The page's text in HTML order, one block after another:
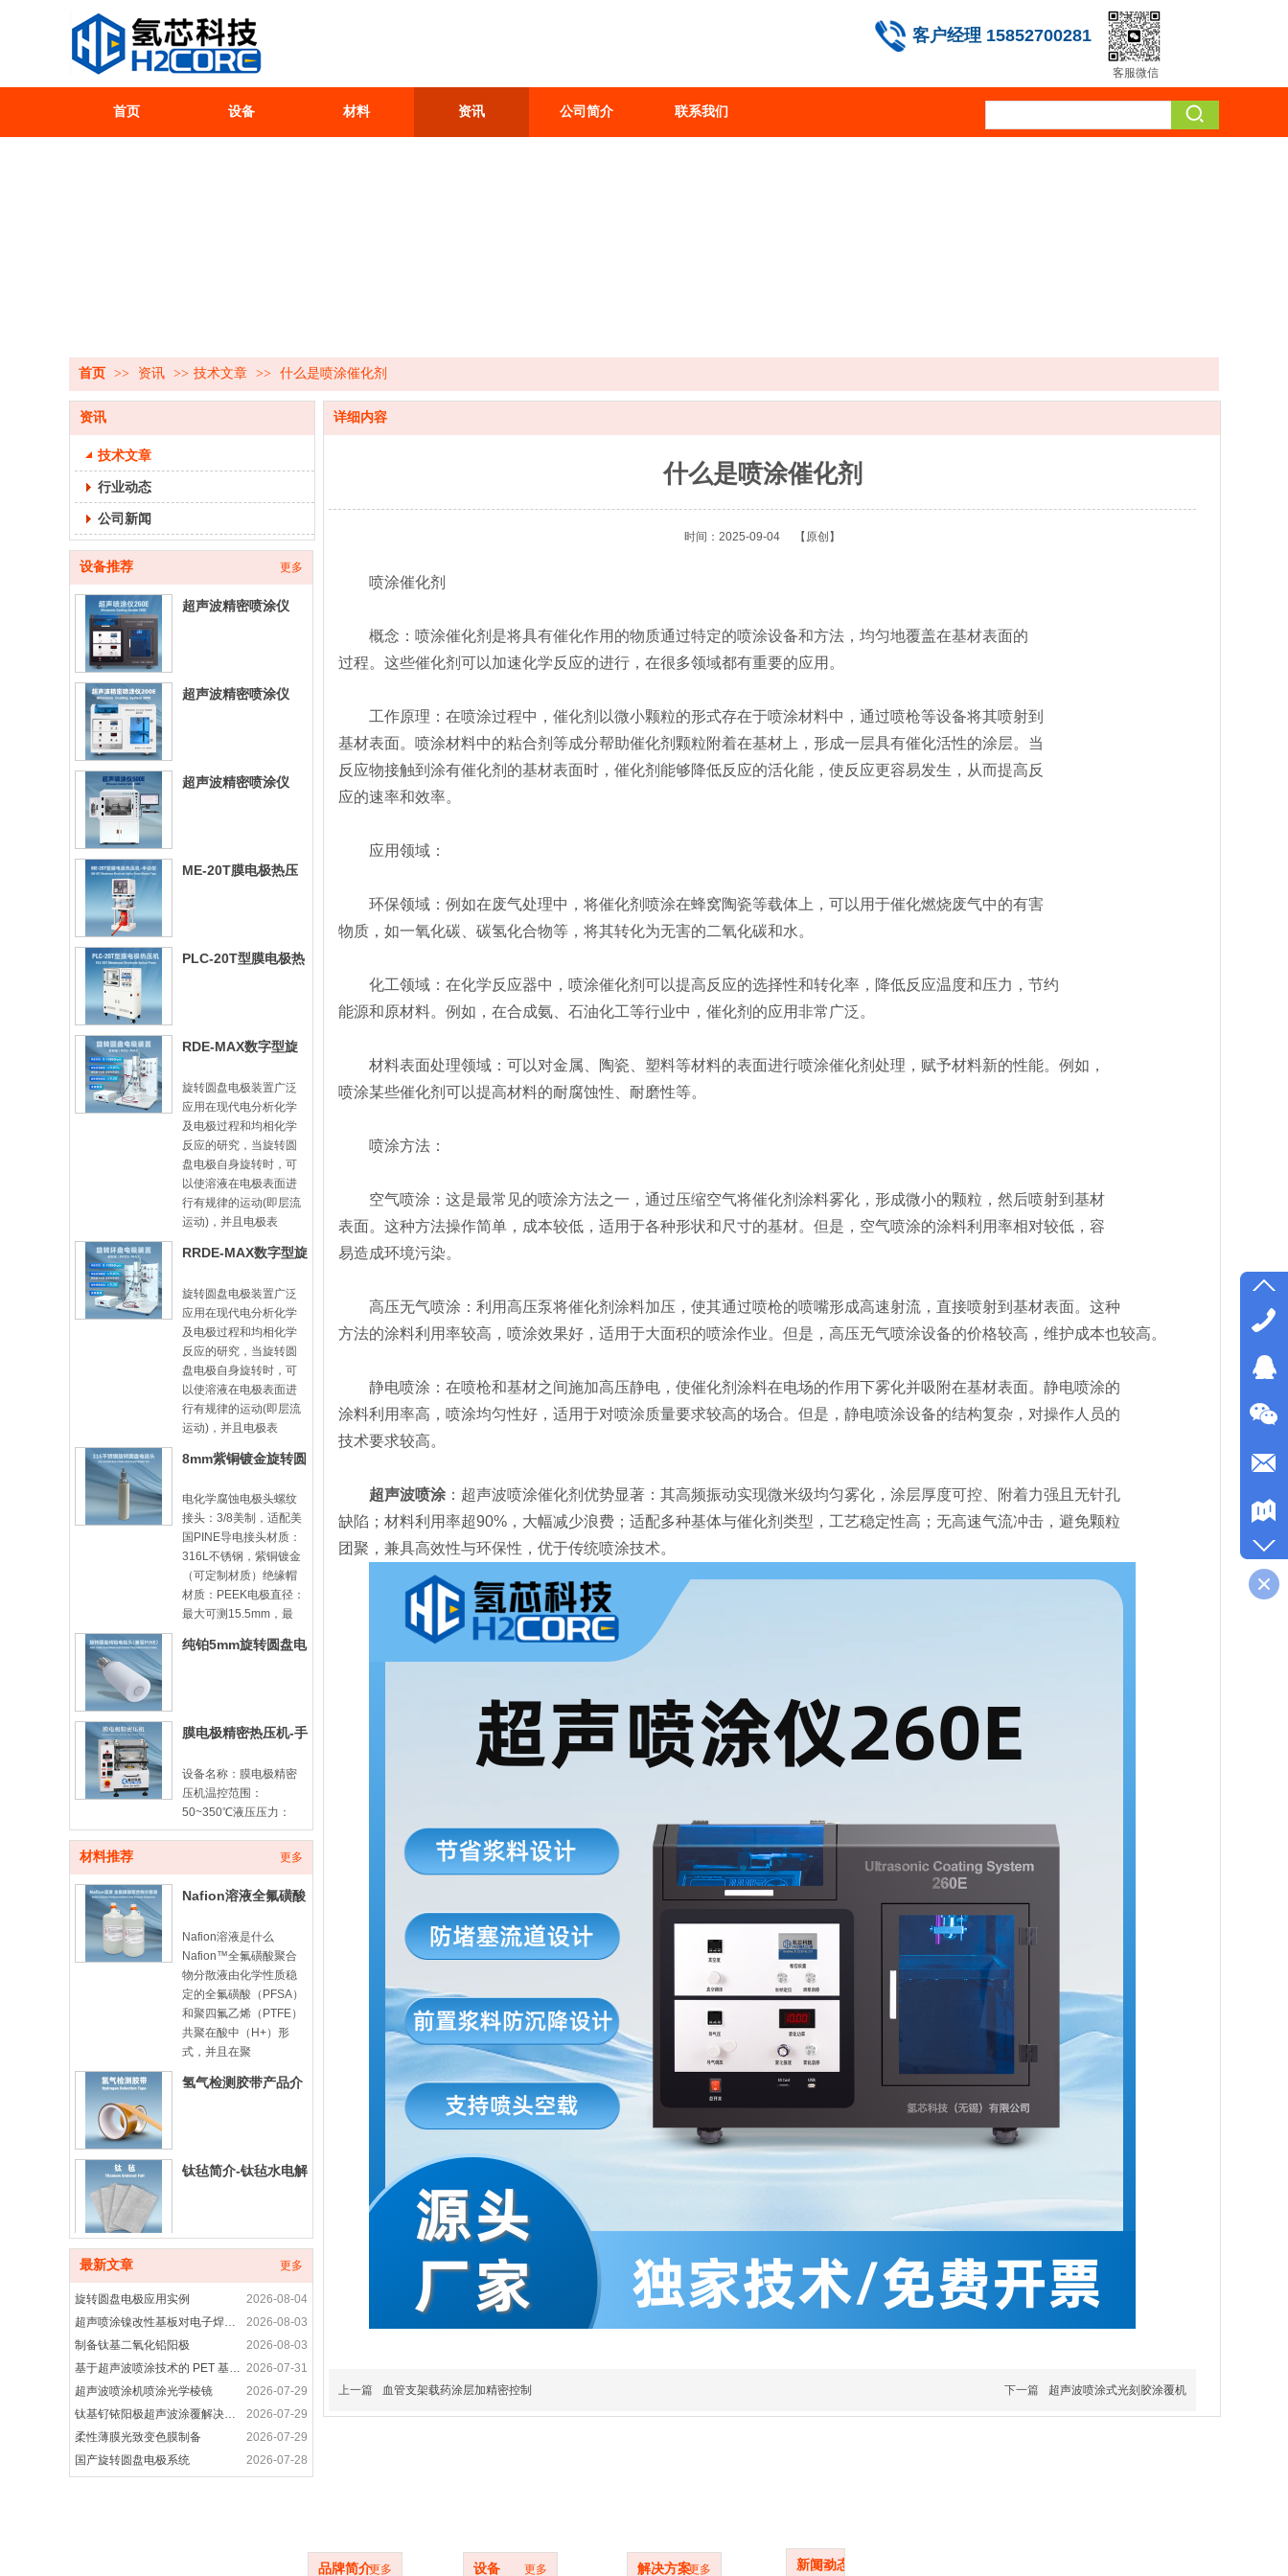
客户经理 15852700281
客服微信
首页 设备 材料 资讯 公司简介 联系我们
首页 >> 资讯 >> 技术文章 >> 什么是喷涂催化剂
资讯
技术文章
行业动态
公司新闻
设备推荐 更多
超声波精密喷涂仪
超声波精密喷涂仪
超声波精密喷涂仪
ME-20T膜电极热压
PLC-20T型膜电极热
RDE-MAX数字型旋
旋转圆盘电极装置广泛
应用在现代电分析化学
及电极过程和均相化学
反应的研究，当旋转圆
盘电极自身旋转时，可
以使溶液在电极表面进
行有规律的运动(即层流
运动)，并且电极表
RRDE-MAX数字型旋
旋转圆盘电极装置广泛
应用在现代电分析化学
及电极过程和均相化学
反应的研究，当旋转圆
盘电极自身旋转时，可
以使溶液在电极表面进
行有规律的运动(即层流
运动)，并且电极表
8mm紫铜镀金旋转圆
电化学腐蚀电极头螺纹
接头：3/8美制，适配美
国PINE导电接头材质：
316L不锈钢，紫铜镀金
（可定制材质）绝缘帽
材质：PEEK电极直径：
最大可测15.5mm，最
纯铂5mm旋转圆盘电
膜电极精密热压机-手
设备名称：膜电极精密
压机温控范围：
50~350℃液压压力：
10ton计时器：100min
子交换膜（PEM）与两
材料推荐 更多
Nafion溶液全氟磺酸
Nafion溶液是什么
Nafion™全氟磺酸聚合
物分散液由化学性质稳
定的全氟磺酸（PFSA）
和聚四氟乙烯（PTFE）
共聚在酸中（H+）形
式，并且在聚
氢气检测胶带产品介
钛毡简介-钛毡水电解
铂碳催化剂产品介绍
铂合金催化剂产品简
介
非贵金属催化剂-非铂
催化剂产品介绍
最新文章 更多
2026-08-04
旋转圆盘电极应用实例
2026-08-03
超声喷涂镍改性基板对电子焊接接头性能的优化研究
2026-08-03
制备钛基二氧化铅阳极
2026-07-31
基于超声波喷涂技术的 PET 基底柔性电致发光涂层制备研究
2026-07-29
超声波喷涂机喷涂光学棱镜
2026-07-29
钛基钌铱阳极超声波涂覆解决方案
2026-07-29
柔性薄膜光致变色膜制备
2026-07-28
国产旋转圆盘电极系统
详细内容
什么是喷涂催化剂
时间：2025-09-04 【原创】
喷涂催化剂
概念：喷涂催化剂是将具有催化作用的物质通过特定的喷涂设备和方法，均匀地覆盖在基材表面的
过程。这些催化剂可以加速化学反应的进行，在很多领域都有重要的应用。
工作原理：在喷涂过程中，催化剂以微小颗粒的形式存在于喷涂材料中，通过喷枪等设备将其喷射到
基材表面。喷涂材料中的粘合剂等成分帮助催化剂颗粒附着在基材上，形成一层具有催化活性的涂层。当
反应物接触到涂有催化剂的基材表面时，催化剂能够降低反应的活化能，使反应更容易发生，从而提高反
应的速率和效率。
应用领域：
环保领域：例如在废气处理中，将催化剂喷涂在蜂窝陶瓷等载体上，可以用于催化燃烧废气中的有害
物质，如一氧化碳、碳氢化合物等，将其转化为无害的二氧化碳和水。
化工领域：在化学反应器中，喷涂催化剂可以提高反应的选择性和转化率，降低反应温度和压力，节约
能源和原材料。例如，在合成氨、石油化工等行业中，催化剂的应用非常广泛。
材料表面处理领域：可以对金属、陶瓷、塑料等材料的表面进行喷涂催化剂处理，赋予材料新的性能。例如，
喷涂某些催化剂可以提高材料的耐腐蚀性、耐磨性等。
喷涂方法：
空气喷涂：这是最常见的喷涂方法之一，通过压缩空气将催化剂涂料雾化，形成微小的颗粒，然后喷射到基材
表面。这种方法操作简单，成本较低，适用于各种形状和尺寸的基材。但是，空气喷涂的涂料利用率相对较低，容
易造成环境污染。
高压无气喷涂：利用高压泵将催化剂涂料加压，使其通过喷枪的喷嘴形成高速射流，直接喷射到基材表面。这种
方法的涂料利用率较高，喷涂效果好，适用于大面积的喷涂作业。但是，高压无气喷涂设备的价格较高，维护成本也较高。
静电喷涂：在喷枪和基材之间施加高压静电，使催化剂涂料在电场的作用下雾化并吸附在基材表面。静电喷涂的
涂料利用率高，喷涂均匀性好，适用于对喷涂质量要求较高的场合。但是，静电喷涂设备的结构复杂，对操作人员的
技术要求较高。
超声波喷涂 ：超声波喷涂催化剂优势显著：其高频振动实现微米级均匀雾化，涂层厚度可控、附着力强且无针孔
缺陷；材料利用率超90%，大幅减少浪费；适配多种基体与催化剂类型，工艺稳定性高；无高速气流冲击，避免颗粒
团聚，兼具高效性与环保性，优于传统喷涂技术。
上一篇 血管支架载药涂层加精密控制 下一篇 超声波喷涂式光刻胶涂覆机
品牌简介更多 设备 更多 解决方案更多 新闻动态
更多